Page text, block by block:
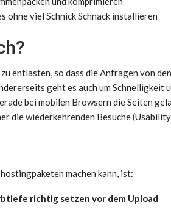
ohne viel Schnick Schnack installieren
entlasten, so dass die Anfragen von
geht es auch um Schnelligkeit
bei mobilen Browsern die Seiten
die wiederkehrenden Besuche
machen kann, ist:
richtig setzen vor dem Upload